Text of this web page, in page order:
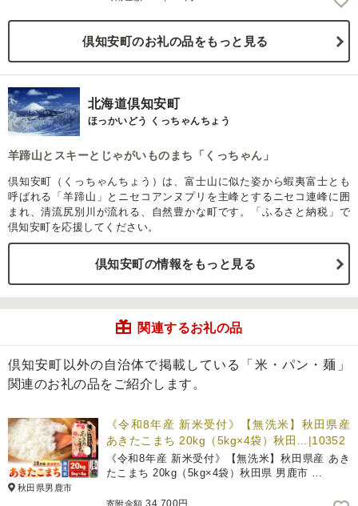
倶知安町のお礼の品をもっと見る
北海道倶知安町
ほっかいどう くっちゃんちょう
羊蹄山とスキーとじゃがいものまち「くっちゃん」
倶知安町（くっちゃんちょう）は、富士山に似た姿から蝦夷富士とも
呼ばれる「羊蹄山」とニセコアンヌプリを主峰とするニセコ連峰に囲
まれ、清流尻別川が流れる、自然豊かな町です。「ふるさと納税」で
倶知安町を応援してください。
倶知安町の情報をもっと見る
関連するお礼の品
倶知安町以外の自治体で掲載している「米・パン・麺」
関連のお礼の品をご紹介します。
秋田県男鹿市
《令和8年産 新米受付》【無洗米】秋田県産
あきたこまち 20kg（5kg×4袋）秋田…|10352
《令和8年産 新米受付》【無洗米】秋田県産 あき
たこまち 20kg（5kg×4袋）秋田県 男鹿市 …
寄附金額 34,700円